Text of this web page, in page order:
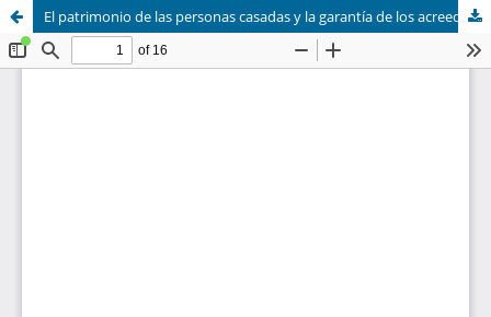
El patrimonio de las personas casadas y la garantía de los acreedores en los derechos español y colombiano